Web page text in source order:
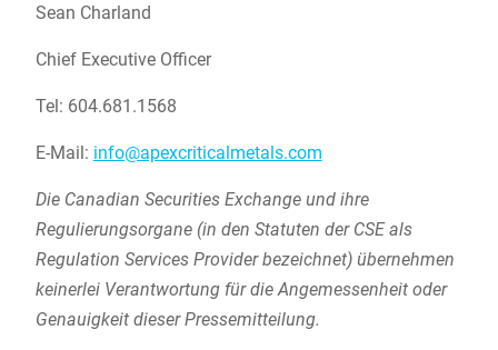
Sean Charland
Chief Executive Officer
Tel: 604.681.1568
E-Mail: info@apexcriticalmetals.com
Die Canadian Securities Exchange und ihre
Regulierungsorgane (in den Statuten der CSE als
Regulation Services Provider bezeichnet) übernehmen
keinerlei Verantwortung für die Angemessenheit oder
Genauigkeit dieser Pressemitteilung.